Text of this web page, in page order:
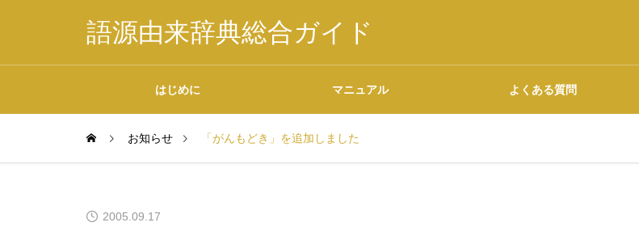
語源由来辞典総合ガイド
はじめに マニュアル よくある質問
お知らせ 「がんもどき」を追加しました
2005.09.17